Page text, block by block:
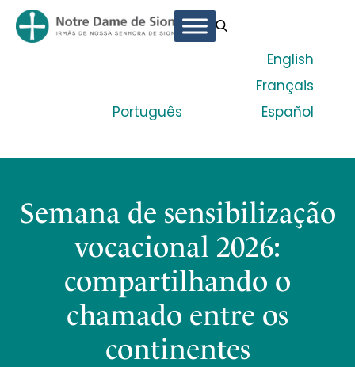
Português
English
Français
Español
Semana de sensibilização
vocacional 2026:
compartilhando o
chamado entre os
continentes